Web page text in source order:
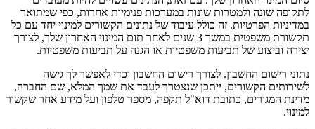
לתקופה שונה ולמטרות שונות במערכות פנימיות אחרות, כפי שמתואר
במדיניות הפרטיות. זה כולל עיבוד של נתונים הקשורים למינוי יחד עם כל
תקשורת משפטית במשך 3 שנים לאחר תום המינוי האחרון שלך, לצורך
יצירה וביצוע של תביעות משפטיות או הגנה על תביעות משפטיות.
נתוני רישום החשבון. לצורך רישום החשבון וכדי לאפשר לך גישה
לשירותים הקשורים, ייתכן שנצטרך לעבד את שמך המלא, שם החברה,
מדינת המגורים, כתובת דוא"ל תקפה, מספר טלפון ועל מידע אחר שקשור
למינוי.